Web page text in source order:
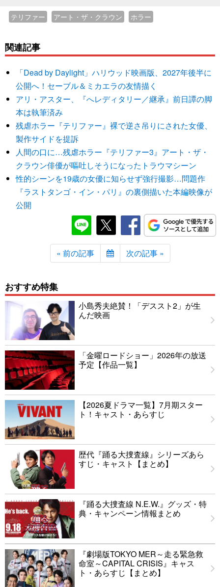
テリファー アート・ザ・クラウン ホラー
関連記事
「Dead by Daylight」ハリウッド映画版、2027年後半に
公開へ！セーブル＆ミカエラの友情描く
アリ・アスター、『へレディタリー／継承』前日譚の脚
本は執筆済み
残虐ホラー『テリファー』裸で逆さ吊りにされた女優、
製作サイドを提訴
人間の口に…残虐ホラー『テリファー3』アート・ザ・
クラウン俳優が嘔吐しそうになったトラウマシーン
性的シーンを19歳の女優に知らせず強行撮影…問題作
『ラストタンゴ・イン・パリ』の裏側描いた本編映像が
公開
« 前の記事 次の記事 »
おすすめ特集
小島秀夫絶賛！「デススト2」が生
んだ映画
「金曜ロードショー」2026年の放送
予定【作品一覧】
【2026夏ドラマ一覧】7月期スター
ト！キャスト・あらすじ
歴代『踊る大捜査線』シリーズあら
すじ・キャスト【まとめ】
『踊る大捜査線 N.E.W.』グッズ・特
典・キャンペーン情報まとめ
『劇場版TOKYO MER～走る緊急救
命室～CAPITAL CRISIS』キャス
ト・あらすじ【まとめ】